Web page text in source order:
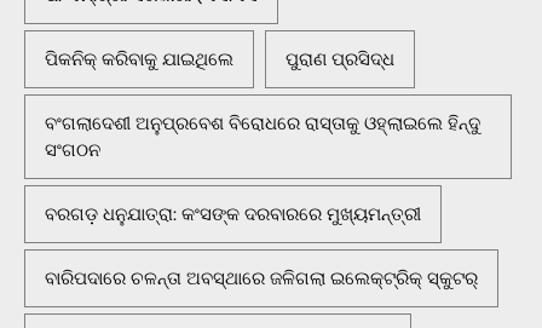
ପିକନିକ୍‌ କରିବାକୁ ଯାଇଥିଲେ ପୁରାଣ ପ୍ରସିଦ୍ଧ
ବଂଗଲାଦେଶୀ ଅନୁପ୍ରବେଶ ବିରୋଧରେ ରାସ୍ତାକୁ ଓହ୍ଲାଇଲେ ହିନ୍ଦୁ
ସଂଗଠନ
ବରଗଡ଼ ଧନୁଯାତ୍ରା: କଂସଙ୍କ ଦରବାରରେ ମୁଖ୍ୟମନ୍ତ୍ରୀ
ବାରିପଦାରେ ଚଳନ୍ତା ଅବସ୍ଥାରେ ଜଳିଗଲା ଇଲେକ୍ଟ୍ରିକ୍ ସ୍କୁଟର୍